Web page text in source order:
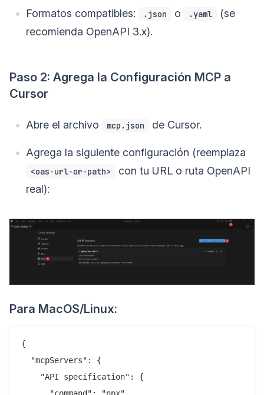
Formatos compatibles: .json o .yaml
(se
recomienda OpenAPI 3.x).
Paso 2: Agrega la Configuración MCP a
Cursor
Abre el archivo mcp.json de Cursor.
Agrega la siguiente configuración (reemplaza
<oas-url-or-path>
con tu URL o ruta OpenAPI
real):
Para MacOS/Linux:
{
  "mcpServers": {
    "API specification": {
      "command": "npx",